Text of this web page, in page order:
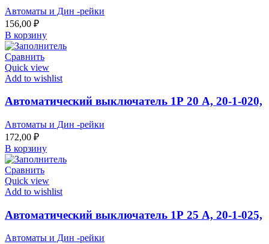
Автоматы и Дин -рейки
156,00 ₽
В корзину
Сравнить
Quick view
Add to wishlist
Автоматический выключатель 1Р 20 А, 20-1-020,
Автоматы и Дин -рейки
172,00 ₽
В корзину
Сравнить
Quick view
Add to wishlist
Автоматический выключатель 1Р 25 А, 20-1-025,
Автоматы и Дин -рейки